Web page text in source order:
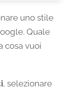
uno stile
Quale
cosa vuoi
, selezionare